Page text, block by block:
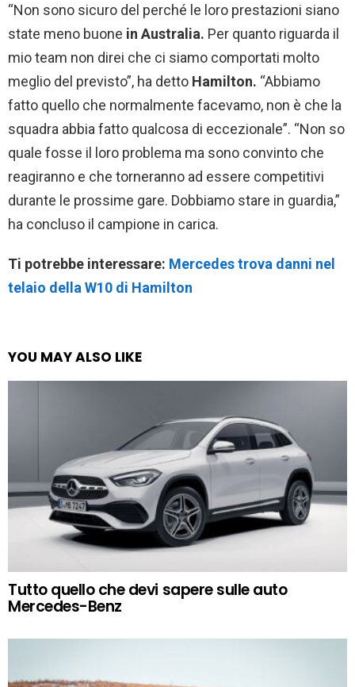
“Non sono sicuro del perché le loro prestazioni siano
state meno buone in Australia. Per quanto riguarda il
mio team non direi che ci siamo comportati molto
meglio del previsto”, ha detto Hamilton. “Abbiamo
fatto quello che normalmente facevamo, non è che la
squadra abbia fatto qualcosa di eccezionale”. “Non so
quale fosse il loro problema ma sono convinto che
reagiranno e che torneranno ad essere competitivi
durante le prossime gare. Dobbiamo stare in guardia,”
ha concluso il campione in carica.
Ti potrebbe interessare: Mercedes trova danni nel
telaio della W10 di Hamilton
YOU MAY ALSO LIKE
Tutto quello che devi sapere sulle auto
Mercedes-Benz